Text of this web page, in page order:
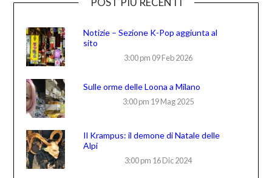
Notizie – Sezione K-Pop aggiunta al
sito
3:00 pm 09 Feb 2026
Sulle orme delle Loona a Milano
3:00 pm 19 Mag 2025
Il Krampus: il demone di Natale delle
Alpi
3:00 pm 16 Dic 2024